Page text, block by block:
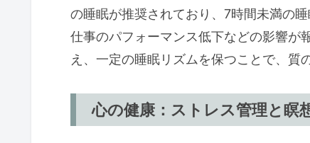
の睡眠が推奨されており、7時間未満の
仕事のパフォーマンス低下などの影響が
え、一定の睡眠リズムを保つことで、質
心の健康：ストレス管理と瞑